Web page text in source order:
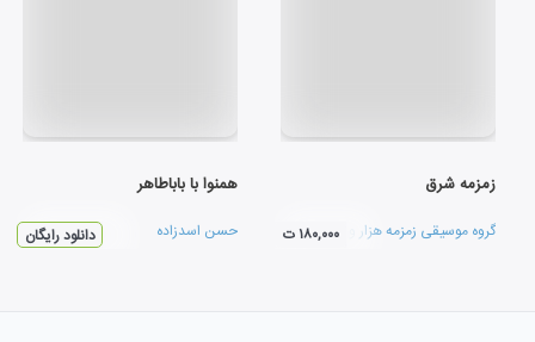
زمزمه شرق
گروه موسیقی زمزمه هزار و یک شب
۱۸۰,۰۰۰ ت
همنوا با باباطاهر
حسن اسدزاده دانلود رایگان